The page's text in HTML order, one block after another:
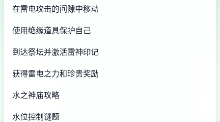
在雷电攻击的间隙中移动
使用绝缘道具保护自己
到达祭坛并激活雷神印记
获得雷电之力和珍贵奖励
水之神庙攻略
水位控制谜题